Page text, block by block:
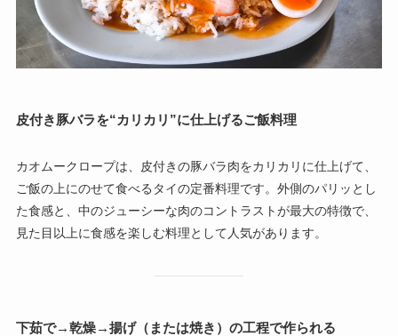
皮付き豚バラを“カリカリ”に仕上げるご飯料理
カオムークロープは、皮付きの豚バラ肉をカリカリに仕上げて、
ご飯の上にのせて食べるタイの定番料理です。外側のパリッとし
た食感と、中のジューシーな肉のコントラストが最大の特徴で、
見た目以上に食感を楽しむ料理として人気があります。
下茹で→乾燥→揚げ（または焼き）の工程で作られる